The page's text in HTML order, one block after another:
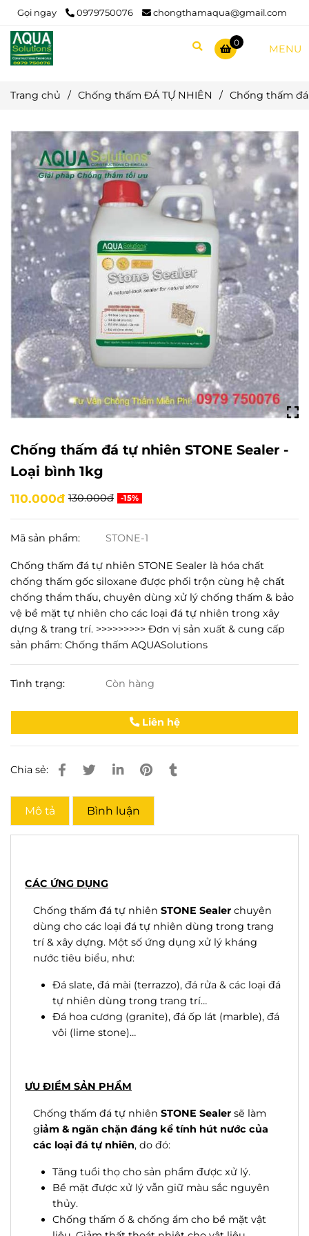
Gọi ngay 0979750076 chongthamaqua@gmail.com
0
MENU
Trang chủ / Chống thấm ĐÁ TỰ NHIÊN / Chống thấm
Chống thấm đá tự nhiên STONE Sealer -
Loại bình 1kg
110.000đ 130.000đ -15%
Mã sản phẩm: STONE-1
Chống thấm đá tự nhiên STONE Sealer là hóa chất
chống thấm gốc siloxane được phối trộn cùng hệ chất
chống thẩm thấu, chuyên dùng xử lý chống thấm & bảo
vệ bề mặt tự nhiên cho các loại đá tự nhiên trong xây
dựng & trang trí. >>>>>>>>> Đơn vị sản xuất & cung cấp
sản phẩm: Chống thấm AQUASolutions
Tình trạng: Còn hàng
Liên hệ
Chia sẻ:
Mô tả Bình luận
CÁC ỨNG DỤNG
Chống thấm đá tự nhiên STONE Sealer chuyên
dùng cho các loại đá tự nhiên dùng trong trang
trí & xây dựng. Một số ứng dụng xử lý kháng
nước tiêu biểu, như:
Đá slate, đá mài (terrazzo), đá rửa & các loại đá
tự nhiên dùng trong trang trí…
Đá hoa cương (granite), đá ốp lát (marble), đá
vôi (lime stone)…
ƯU ĐIỂM SẢN PHẨM
Chống thấm đá tự nhiên STONE Sealer sẽ làm
giảm & ngăn chặn đáng kể tính hút nước của
các loại đá tự nhiên, do đó:
Tăng tuổi thọ cho sản phẩm được xử lý.
Bề mặt được xử lý vẫn giữ màu sắc nguyên
thủy.
Chống thấm ố & chống ẩm cho bề mặt vật